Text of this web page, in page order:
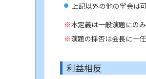
上記以外の他の学会は
本定義は一般演題にの
演題の採否は会長に一
利益相反